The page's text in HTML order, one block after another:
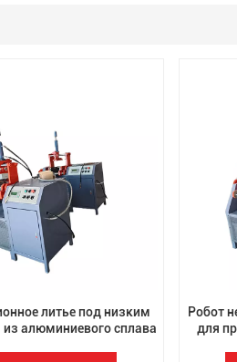
литье под низким
алюминиевого сплава
Робот
для